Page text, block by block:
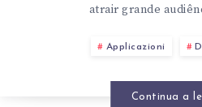
atrair grande
Applicazioni
Continua a